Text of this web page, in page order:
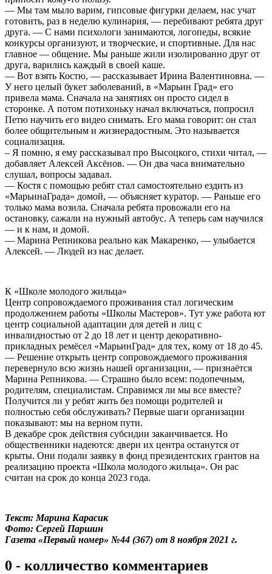
— Мы там мыло варим, гипсовые фигурки делаем, нас учат
готовить, раз в неделю кулинария, — перебивают ребята друг
друга. — С нами психологи занимаются, логопеды, всякие
конкурсы организуют, и творческие, и спортивные. Для нас
главное — общение. Мы раньше жили изолированно друг от
друга, варились каждый в своей каше.
— Вот взять Костю, — рассказывает Ирина Валентиновна. —
У него целый букет заболеваний, в «Марьин Град» его
привела мама. Сначала на занятиях он просто сидел в
сторонке. А потом потихоньку начал включаться, попросил
Петю научить его видео снимать. Его мама говорит: он стал
более общительным и жизнерадостным. Это называется
социализация.
– Я помню, я ему рассказывал про Высоцкого, стихи читал, —
добавляет Алексей Аксёнов. — Он два часа внимательно
слушал, вопросы задавал.
— Костя с помощью ребят стал самостоятельно ездить из
«МарьинаГрада» домой, — объясняет куратор. — Раньше его
только мама возила. Сначала ребята провожали его на
остановку, сажали на нужный автобус. А теперь сам научился
— и к нам, и домой.
— Марина Репникова реально как Макаренко, — улыбается
Алексей. — Людей из нас делает.
К «Школе молодого жильца»
Центр сопровождаемого проживания стал логическим
продолжением работы «Школы Мастеров». Тут уже работа ют
центр социальной адаптации для детей и лиц с
инвалидностью от 2 до 18 лет и центр декоративно-
прикладных ремёсел «МарьинГрад» для тех, кому от 18 до 45.
— Решение открыть центр сопровождаемого проживания
перевернуло всю жизнь нашей организации, — признаётся
Марина Репникова. — Страшно было всем: подопечным,
родителям, специалистам. Справимся ли мы все вместе?
Получится ли у ребят жить без помощи родителей и
полностью себя обслуживать? Первые шаги организации
показывают: мы на верном пути.
В декабре срок действия субсидии заканчивается. Но
общественники надеются: двери их центра останутся от
крыты. Они подали заявку в фонд президентских грантов на
реализацию проекта «Школа молодого жильца». Он рас
считан на срок до конца 2023 года.
Текст: Марина Карасик
Фото: Сергей Паршин
Газета «Первый номер» №44 (367) от 8 ноября 2021 г.
0 - колличество комментариев